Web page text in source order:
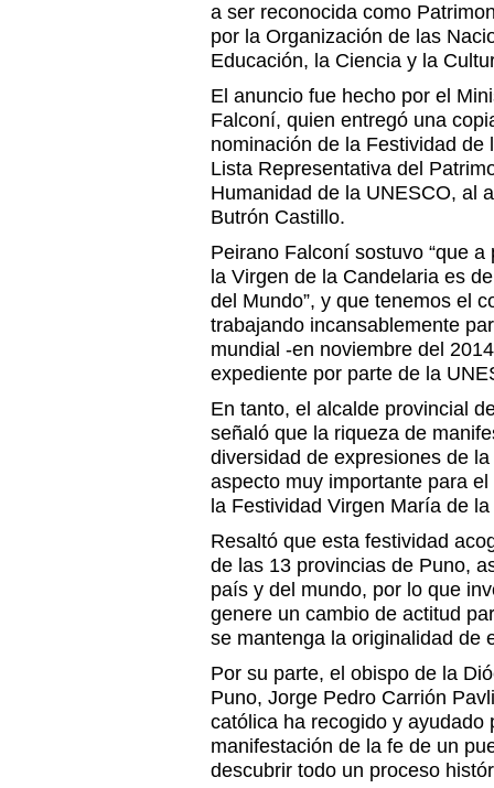
a ser reconocida como
por la Organización de las
Educación, la Ciencia y la
El anuncio fue hecho por el
Falconí, quien entregó una
nominación de la Festividad
Lista Representativa del
Humanidad de la UNESCO, al
Butrón Castillo.
Peirano Falconí sostuvo “que
la Virgen de la Candelaria es
del Mundo”, y que tenemos el
trabajando incansablemente
mundial -en noviembre del
expediente por parte de la
En tanto, el alcalde provincial
señaló que la riqueza de
diversidad de expresiones de
aspecto muy importante para
la Festividad Virgen María de
Resaltó que esta festividad
de las 13 provincias de Puno,
país y del mundo, por lo que
genere un cambio de actitud
se mantenga la originalidad de
Por su parte, el obispo de la
Puno, Jorge Pedro Carrión
católica ha recogido y ayudado
manifestación de la fe de un
descubrir todo un proceso